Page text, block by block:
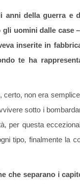
della guerra e
uomini dalle case
inserite in
te ha
certo, non era
sotto i
per questa
tipo, finalmente la
che separano i